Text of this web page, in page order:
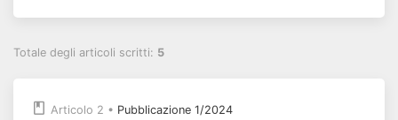
Totale degli articoli scritti: 5
Articolo 2 • Pubblicazione 1/2024